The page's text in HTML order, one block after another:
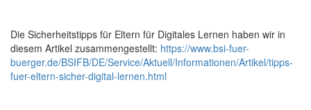
Die Sicherheitstipps für Eltern für Digitales Lernen haben wir in
diesem Artikel zusammengestellt: https://www.bsi-fuer-
buerger.de/BSIFB/DE/Service/Aktuell/Informationen/Artikel/tipps-
fuer-eltern-sicher-digital-lernen.html